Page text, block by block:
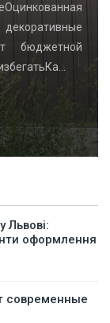
бюджетной
Львові:
оформлення
современные